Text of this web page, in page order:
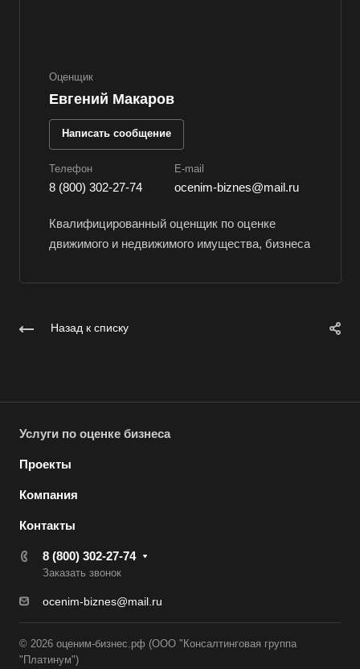
Оценщик
Евгений Макаров
Написать сообщение
Телефон
8 (800) 302-27-74
E-mail
ocenim-biznes@mail.ru
Квалифицированный оценщик по оценке
движимого и недвижимого имущества, бизнеса
Назад к списку
Услуги по оценке бизнеса
Проекты
Компания
Контакты
8 (800) 302-27-74
Заказать звонок
ocenim-biznes@mail.ru
© 2026 оценим-бизнес.рф (ООО "Консалтинговая группа
"Платинум")
Воркута
Воронеж
Воскресенск
Всеволожск
Георгиевск
Глазов
Горно-Алтайск
Городец
Горячий Ключ
Грозный
Губаха
Губкин